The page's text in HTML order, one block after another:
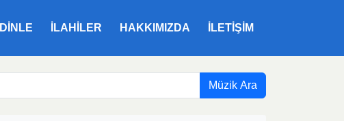
ILAHILER HAKKIMIZDA İLETIŞIM
Müzik Ara